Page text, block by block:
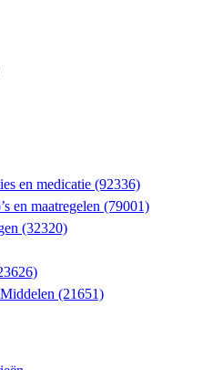
en medicatie (92336)
en maatregelen (79001)
(32320)
(21651)